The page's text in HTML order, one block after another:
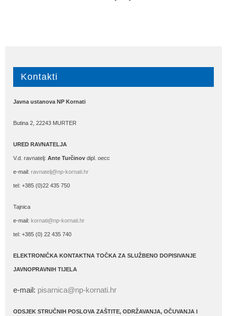
Kontakti
Javna ustanova NP Kornati
Butina 2, 22243 MURTER
URED RAVNATELJA
V.d. ravnatelj: Ante Turčinov dipl. oecc
e-mail: ravnatelj@np-kornati.hr
tel: +385 (0)22 435 750
Tajnica
e-mail: kornati@np-kornati.hr
tel: +385 (0) 22 435 740
ELEKTRONIČKA KONTAKTNA TOČKA ZA SLUŽBENO DOPISIVANJE
JAVNOPRAVNIH TIJELA
e-mail: pisarnica@np-kornati.hr
ODSJEK STRUČNIH POSLOVA ZAŠTITE, ODRŽAVANJA, OČUVANJA I